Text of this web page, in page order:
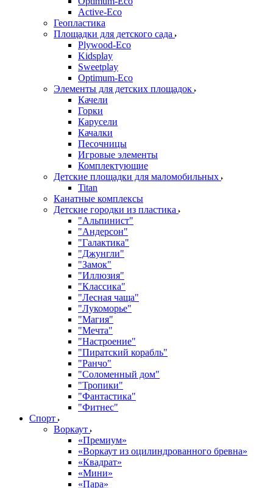
Active-Eco
Геопластика
Площадки для детского сада
Plywood-Eco
Kidsplay
Sweetplay
Оptimum-Еco
Элементы для детских площадок
Качели
Горки
Карусели
Качалки
Песочницы
Игровые элементы
Комплектующие
Детские площадки для маломобильных
Titan
Канатные комплексы
Детские городки из пластика
"Альпинист"
"Андерсон"
"Галактика"
"Джунгли"
"Замок"
"Иллюзия"
"Классика"
"Лесная чаща"
"Лукоморье"
"Магия"
"Мечта"
"Настроение"
"Пиратский корабль"
"Ранчо"
"Соломенный дом"
"Тропики"
"Фантастика"
"Фитнес"
Спорт
Воркаут
«Премиум»
«Воркаут из оцилиндрованного бревна»
«Квадрат»
«Мини»
«Пара»